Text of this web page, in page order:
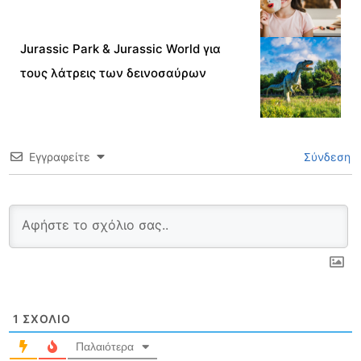
Jurassic Park & Jurassic World για
τους λάτρεις των δεινοσαύρων
Εγγραφείτε Σύνδεση
1 ΣΧΌΛΙΟ
Παλαιότερα